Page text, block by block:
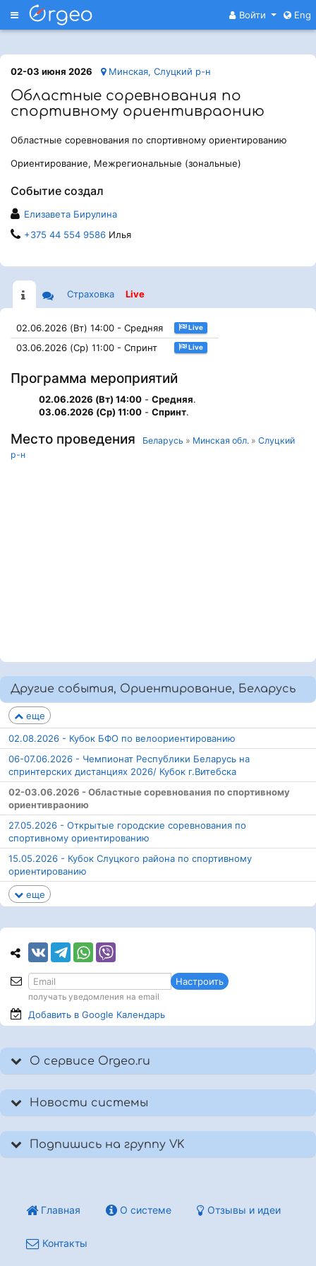
Меню Войти Eng
02-03 июня 2026 Минская, Слуцкий р-н
Областные соревнования по
спортивному ориентивраонию
Областные соревнования по спортивному ориентированию
Ориентирование, Межрегиональные (зональные)
Событие создал
Елизавета Бирулина
+375 44 554 9586 Илья
Страховка Live
02.06.2026 (Вт) 14:00 - Средняя Live
03.06.2026 (Ср) 11:00 - Спринт Live
Программа мероприятий
02.06.2026 (Вт) 14:00 - Средняя.
03.06.2026 (Ср) 11:00 - Спринт.
Место проведения Беларусь » Минская обл. » Слуцкий
р-н
Другие события, Ориентирование, Беларусь
еще
02.08.2026 - Кубок БФО по велоориентированию
06-07.06.2026 - Чемпионат Республики Беларусь на
спринтерских дистанциях 2026/ Кубок г.Витебска
02-03.06.2026 - Областные соревнования по спортивному
ориентивраонию
27.05.2026 - Открытые городские соревнования по
спортивному ориентированию
15.05.2026 - Кубок Слуцкого района по спортивному
ориентированию
еще
Настроить
получать уведомления на email
Добавить в Google Календарь
О сервисе Orgeo.ru
Новости системы
Подпишись на группу VK
Главная О системе Отзывы и идеи
Контакты